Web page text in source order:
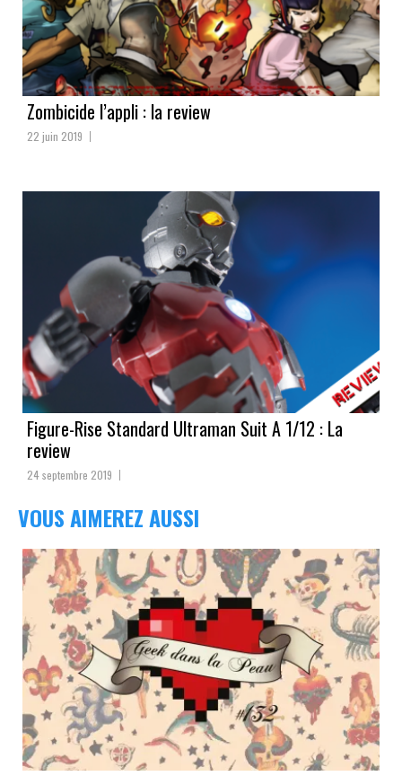
Zombicide l’appli : la review
22 juin 2019
Figure-Rise Standard Ultraman Suit A 1/12 : La
review
24 septembre 2019
VOUS AIMEREZ AUSSI